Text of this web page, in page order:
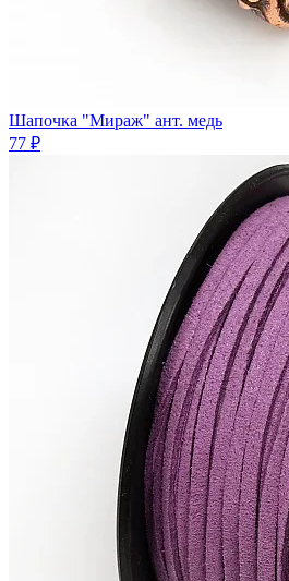
Шапочка "Мираж" ант. медь
77 ₽